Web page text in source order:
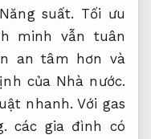
Năng suất. Tối ưu
minh vẫn tuân
an tâm hơn và
của Nhà nước.
nhanh. Với gas
các gia đình có